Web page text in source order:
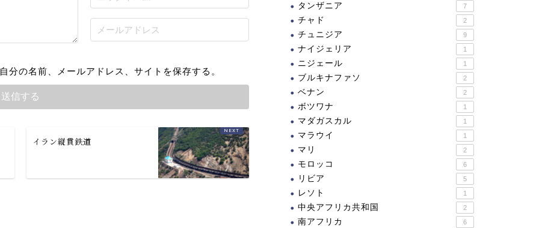
分の名前、メールアドレス、サイトを保存する。
イラン縦貫鉄道
タンザニア 7
チャド 2
チュニジア 9
ナイジェリア 1
ニジェール 1
ブルキナファソ 2
ベナン 2
ボツワナ 1
マダガスカル 1
マラウイ 1
マリ 2
モロッコ 6
リビア 5
レソト 1
中央アフリカ共和国 2
南アフリカ 6